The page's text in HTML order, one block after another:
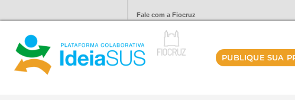
Fale com a Fiocruz
PUBLIQUE SUA